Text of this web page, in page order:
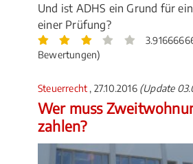
Und ist ADHS ein Grund für
einer Prüfung?
Bewertungen)
Steuerrecht, 27.10.2016 (Update
Wer muss
zahlen?